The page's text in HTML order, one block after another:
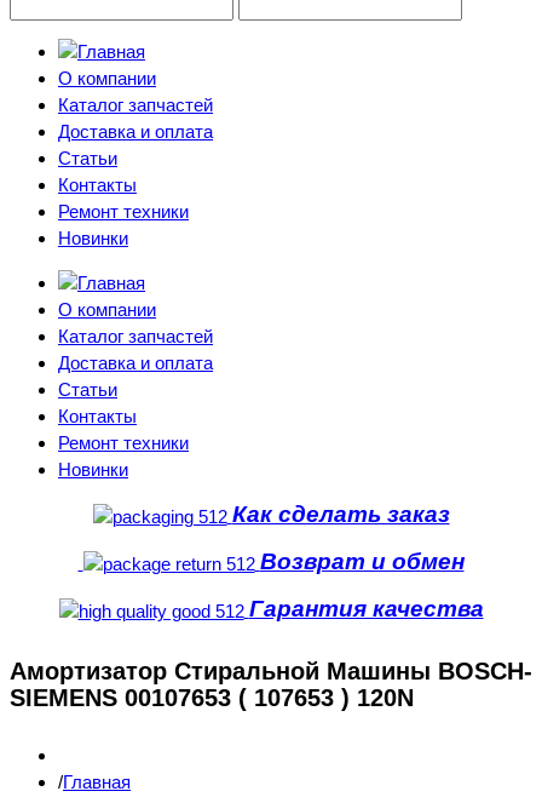
О компании
Каталог запчастей
Доставка и оплата
Статьи
Контакты
Ремонт техники
Новинки
О компании
Каталог запчастей
Доставка и оплата
Статьи
Контакты
Ремонт техники
Новинки
Как сделать заказ
Возврат и обмен
Гарантия качества
Амортизатор Стиральной Машины BOSCH-
SIEMENS 00107653 ( 107653 ) 120N
Главная